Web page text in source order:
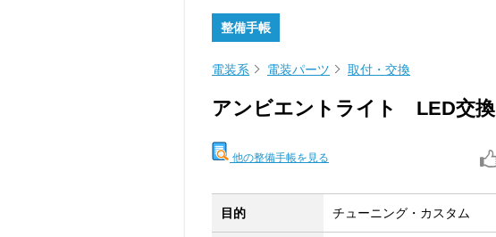
整備手帳
電装系 電装パーツ 取付・交換
アンビエントライト LED交換
他の整備手帳を見る
目的 チューニング・カスタム